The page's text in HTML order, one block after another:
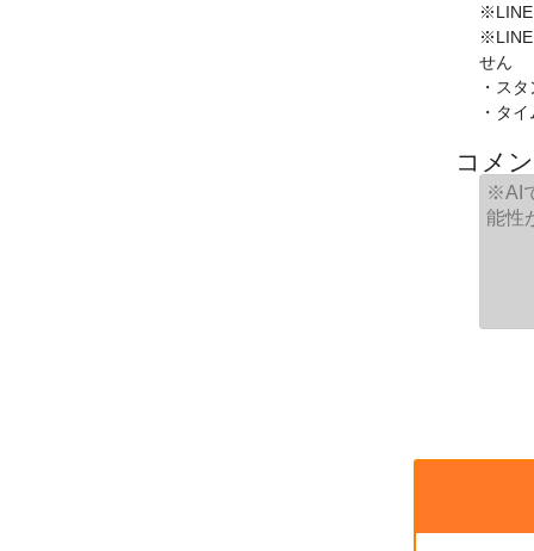
※LINE
※LINE
せん
・ス
・タ
コメ